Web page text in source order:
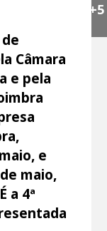
+5
Câmara
e pela
e
maio,
a 4ª